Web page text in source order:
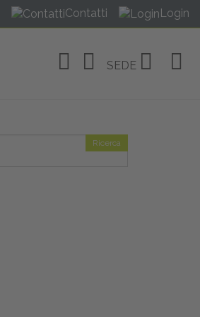
Contatti Login
SEDE
Ricerca